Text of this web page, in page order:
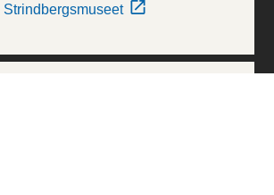
Strindbergsmuseet